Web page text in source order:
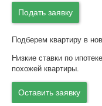
Подать заявку
Подберем квартиру в
Низкие ставки по
похожей квартиры.
Оставить заявку